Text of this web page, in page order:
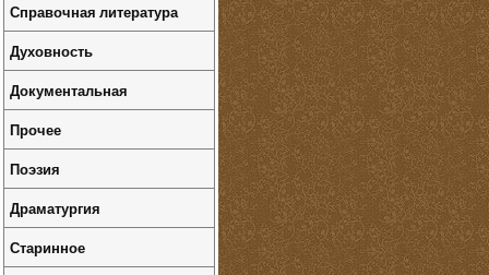
Справочная литература
Духовность
Документальная
Прочее
Поэзия
Драматургия
Старинное